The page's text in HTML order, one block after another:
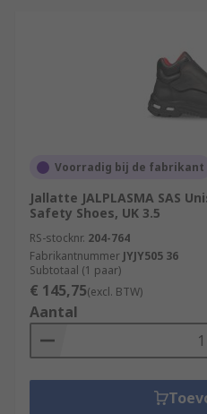
Voorradig bij de fabrikant
Jallatte JALPLASMA SAS
Safety Shoes, UK 3.5
RS-stocknr. 204-764
Fabrikantnummer JYJY505 36
Subtotaal (1 paar)
€ 145,75(excl. BTW)
Aantal